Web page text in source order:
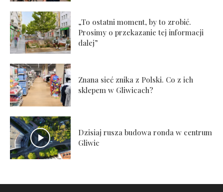
„To ostatni moment, by to zrobić.
Prosimy o przekazanie tej informacji
dalej”
Znana sieć znika z Polski. Co z ich
sklepem w Gliwicach?
Dzisiaj rusza budowa ronda w centrum
Gliwic